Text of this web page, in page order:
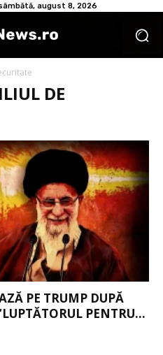
august 8, 2026
DE
PE TRUMP DUPĂ
PENTRU...